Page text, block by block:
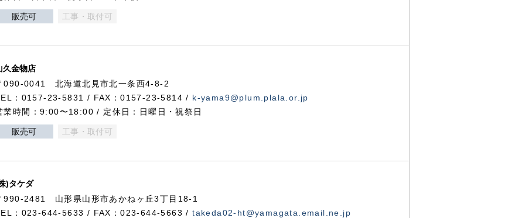
販売可 工事・取付可
久金物店
090-0041 北海道北見市北一条西4-8-2
：0157-23-5831 / FAX：0157-23-5814 / k-yama9@plum.plala.or.jp
業時間：9:00〜18:00 / 定休日：日曜日・祝祭日
販売可 工事・取付可
)タケダ
990-2481 山形県山形市あかねヶ丘3丁目18-1
：023-644-5633 / FAX：023-644-5663 /takeda02-ht@yamagata.email.ne.jp